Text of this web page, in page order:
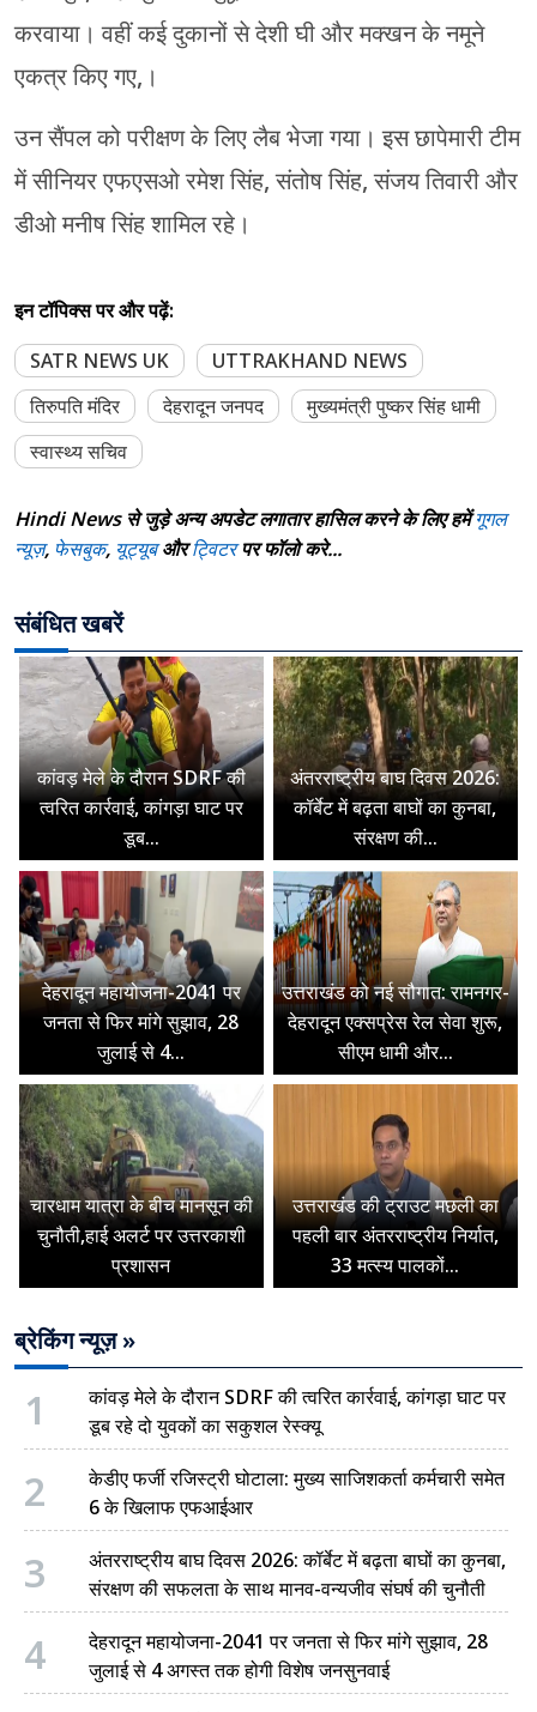
करवाया। वहीं कई दुकानों से देशी घी और मक्खन के नमूने
एकत्र किए गए,।
उन सैंपल को परीक्षण के लिए लैब भेजा गया। इस छापेमारी टीम
में सीनियर एफएसओ रमेश सिंह, संतोष सिंह, संजय तिवारी और
डीओ मनीष सिंह शामिल रहे।
इन टॉपिक्स पर और पढ़ें:
SATR NEWS UK
UTTRAKHAND NEWS
तिरुपति मंदिर
देहरादून जनपद
मुख्यमंत्री पुष्कर सिंह धामी
स्वास्थ्य सचिव
Hindi News से जुड़े अन्य अपडेट लगातार हासिल करने के लिए हमेंगूगल
न्यूज़, फेसबुक, यूट्यूबऔरट्विटरपर फॉलो करे...
संबंधित खबरें
कांवड़ मेले के दौरान SDRF की
त्वरित कार्रवाई, कांगड़ा घाट पर
डूब...
अंतरराष्ट्रीय बाघ दिवस 2026:
कॉर्बेट में बढ़ता बाघों का कुनबा,
संरक्षण की...
देहरादून महायोजना-2041 पर
जनता से फिर मांगे सुझाव, 28
जुलाई से 4...
उत्तराखंड को नई सौगात: रामनगर-
देहरादून एक्सप्रेस रेल सेवा शुरू,
सीएम धामी और...
चारधाम यात्रा के बीच मानसून की
चुनौती,हाई अलर्ट पर उत्तरकाशी
प्रशासन
उत्तराखंड की ट्राउट मछली का
पहली बार अंतरराष्ट्रीय निर्यात,
33 मत्स्य पालकों...
ब्रेकिंग न्यूज़ »
1
कांवड़ मेले के दौरान SDRF की त्वरित कार्रवाई, कांगड़ा घाट पर
डूब रहे दो युवकों का सकुशल रेस्क्यू
2
केडीए फर्जी रजिस्ट्री घोटाला: मुख्य साजिशकर्ता कर्मचारी समेत
6 के खिलाफ एफआईआर
3
अंतरराष्ट्रीय बाघ दिवस 2026: कॉर्बेट में बढ़ता बाघों का कुनबा,
संरक्षण की सफलता के साथ मानव-वन्यजीव संघर्ष की चुनौती
4
देहरादून महायोजना-2041 पर जनता से फिर मांगे सुझाव, 28
जुलाई से 4 अगस्त तक होगी विशेष जनसुनवाई